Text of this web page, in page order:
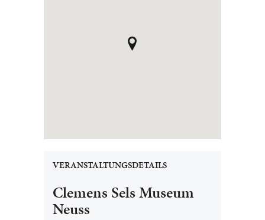
VERANSTALTUNGSDETAILS
Clemens Sels Museum
Neuss